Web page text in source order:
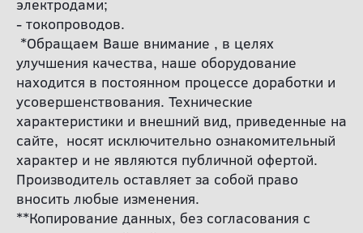
электродами;
- токопроводов.
*Обращаем Ваше внимание , в целях
улучшения качества, наше оборудование
находится в постоянном процессе доработки и
усовершенствования. Технические
характеристики и внешний вид, приведенные на
сайте, носят исключительно ознакомительный
характер и не являются публичной офертой.
Производитель оставляет за собой право
вносить любые изменения.
**Копирование данных, без согласования с